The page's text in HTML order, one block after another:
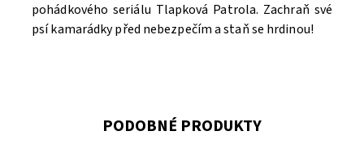
pohádkového seriálu Tlapková Patrola. Zachraň své
psí kamarádky před nebezpečím a staň se hrdinou!
PODOBNÉ PRODUKTY